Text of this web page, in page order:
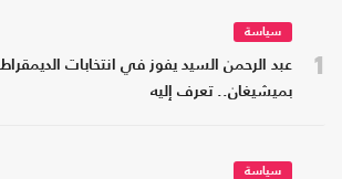
1
سياسة
عبد الرحمن السيد يفوز في انتخابات
بميشيغان.. تعرف إليه
سياسة